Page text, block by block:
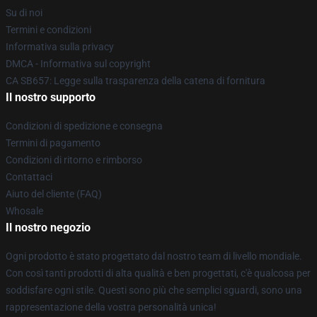
Su di noi
Termini e condizioni
Informativa sulla privacy
DMCA - Informativa sul copyright
CA SB657: Legge sulla trasparenza della catena di fornitura
Il nostro supporto
Condizioni di spedizione e consegna
Termini di pagamento
Condizioni di ritorno e rimborso
Contattaci
Aiuto del cliente (FAQ)
Whosale
Il nostro negozio
Ogni prodotto è stato progettato dal nostro team di livello mondiale.
Con così tanti prodotti di alta qualità e ben progettati, c'è qualcosa per
soddisfare ogni stile. Questi sono più che semplici sguardi, sono una
rappresentazione della vostra personalità unica!